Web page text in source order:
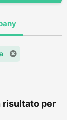
risultato per